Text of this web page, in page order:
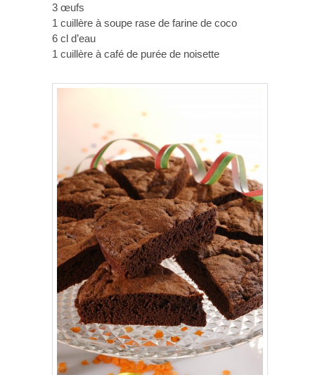
3 œufs
1 cuillère à soupe rase de farine de coco
6 cl d’eau
1 cuillère à café de purée de noisette